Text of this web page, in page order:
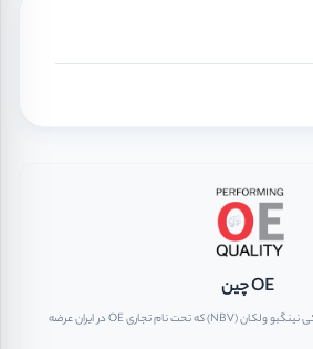
OE چین
شرکت تولیدی آب‌بندهای مکانیکی نینگبو ولکان (NBV) که تحت نام تجاری OE در ایران عرضه